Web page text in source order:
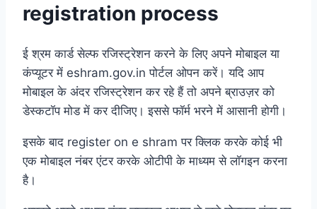
registration process
ई श्रम कार्ड सेल्फ रजिस्ट्रेशन करने के लिए अपने मोबाइल या
कंप्यूटर में eshram.gov.in पोर्टल ओपन करें। यदि आप
मोबाइल के अंदर रजिस्ट्रेशन कर रहे हैं तो अपने ब्राउज़र को
डेस्कटॉप मोड में कर दीजिए। इससे फॉर्म भरने में आसानी होगी।
इसके बाद register on e shram पर क्लिक करके कोई भी
एक मोबाइल नंबर एंटर करके ओटीपी के माध्यम से लॉगइन करना
है।